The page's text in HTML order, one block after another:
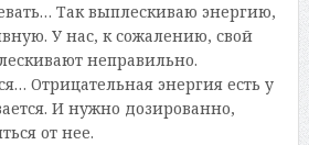
Так выплескиваю энергию,
У нас, к сожалению, свой
неправильно.
Отрицательная энергия есть у
И нужно дозированно,
от нее.